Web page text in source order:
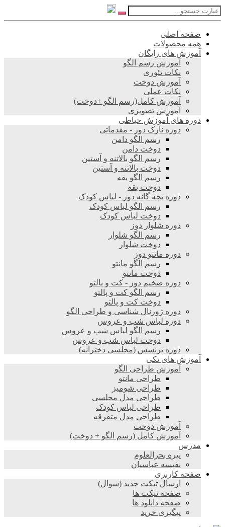
صفحه اصلی
همه محصولات
آموزش های رایگان
آموزش رسم الگو
نکات تئوری
آموزش دوخت
نکات عملی
آموزش کامل(رسم الگو +دوخت)
آموزش تصویری
دوره های آموزش خیاطی
دوره نازک دوز - مقدماتی
رسم الگو دامن
دوخت دامن
رسم الگو بالاتنه و آستین
دوخت بالاتنه و آستین
رسم الگو یقه
دوخت یقه
دوره بچه گانه دوز - لباس کودک
رسم الگو لباس کودک
دوخت لباس کودک
دوره شلوار دوز
رسم الگو شلوار
دوخت شلوار
دوره مانتو دوز
رسم الگو مانتو
دوخت مانتو
دوره ضخیم دوز - کت و پالتو
رسم الگو کت و پالتو
دوخت کت و پالتو
دوره ژورنال شناسی و طراحی الگو
دوره لباس شب و عروس
رسم الگو لباس شب و عروس
دوخت لباس شب و عروس
دوره پرنسس (مجلسی دخترانه)
آموزش های تکی
آموزش طراحی الگو
طراحی مانتو
طراحی شومیز
طراحی مدل مجلسی
طراحی لباس کودک
طراحی مدل متفرقه
آموزش دوخت
آموزش کامل (رسم الگو + دوخت)
مدرس
نیره بحرالعلوم
نفیسه عباسیان
صفحه کاربری
ارسال تیکت جدید (سوال)
صفحه تیکت ها
صفحه دانلود ها
پیگیری خرید